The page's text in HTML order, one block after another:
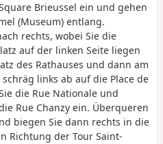
Brieussel ein und gehen
(Museum) entlang.
rechts, wobei Sie die
auf der linken Seite liegen
des Rathauses und dann am
links ab auf die Place de
die Rue Nationale und
Rue Chanzy ein. Überqueren
biegen Sie dann rechts in die
Richtung der Tour Saint-